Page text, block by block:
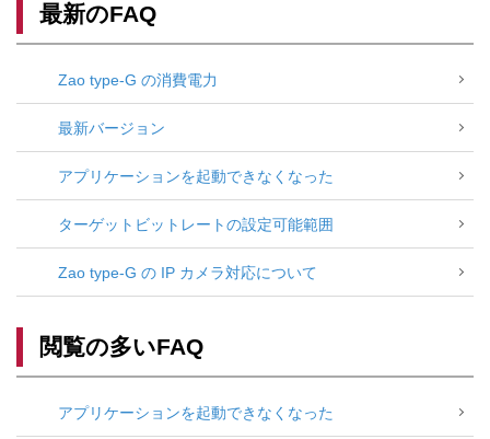
最新のFAQ
Zao type-G の消費電力
最新バージョン
アプリケーションを起動できなくなった
ターゲットビットレートの設定可能範囲
Zao type-G の IP カメラ対応について
閲覧の多いFAQ
アプリケーションを起動できなくなった